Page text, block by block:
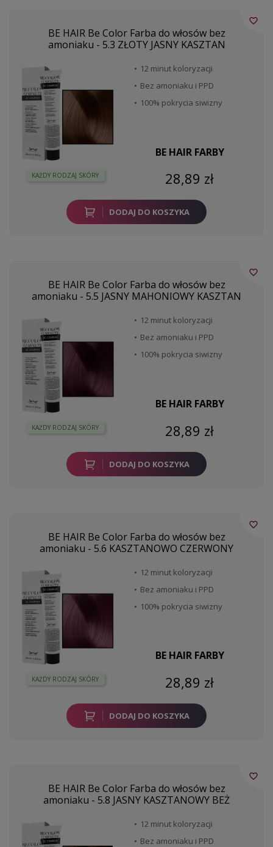
BE HAIR Be Color Farba do włosów bez
amoniaku - 5.3 ZŁOTY JASNY KASZTAN
KAŻDY RODZAJ SKÓRY
12 minut koloryzacji
Bez amoniaku i PPD
100% pokrycia siwizny
BE HAIR FARBY
28,89 zł
DODAJ DO KOSZYKA
favorite_border
BE HAIR Be Color Farba do włosów bez
amoniaku - 5.5 JASNY MAHONIOWY KASZTAN
KAŻDY RODZAJ SKÓRY
12 minut koloryzacji
Bez amoniaku i PPD
100% pokrycia siwizny
BE HAIR FARBY
28,89 zł
DODAJ DO KOSZYKA
favorite_border
BE HAIR Be Color Farba do włosów bez
amoniaku - 5.6 KASZTANOWO CZERWONY
KAŻDY RODZAJ SKÓRY
12 minut koloryzacji
Bez amoniaku i PPD
100% pokrycia siwizny
BE HAIR FARBY
28,89 zł
DODAJ DO KOSZYKA
favorite_border
BE HAIR Be Color Farba do włosów bez
amoniaku - 5.8 JASNY KASZTANOWY BEŻ
12 minut koloryzacji
Bez amoniaku i PPD
favorite_border